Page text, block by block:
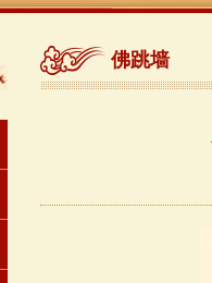
佛跳墙